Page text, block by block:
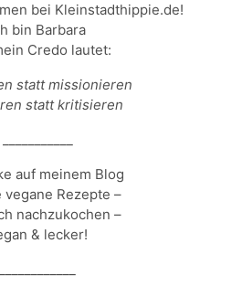
bei Kleinstadthippie.de!
bin Barbara
Credo lautet:
statt missionieren
statt kritisieren
auf meinem Blog
vegane Rezepte –
nachzukochen –
& lecker!